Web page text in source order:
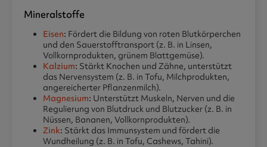
Mineralstoffe
Eisen: Fördert die Bildung von roten Blutkörperchen
und den Sauerstofftransport (z. B. in Linsen,
Vollkornprodukten, grünem Blattgemüse).
Kalzium: Stärkt Knochen und Zähne, unterstützt
das Nervensystem (z. B. in Tofu, Milchprodukten,
angereicherter Pflanzenmilch).
Magnesium: Unterstützt Muskeln, Nerven und die
Regulierung von Blutdruck und Blutzucker (z. B. in
Nüssen, Bananen, Vollkornprodukten).
Zink: Stärkt das Immunsystem und fördert die
Wundheilung (z. B. in Tofu, Cashews, Tahini).